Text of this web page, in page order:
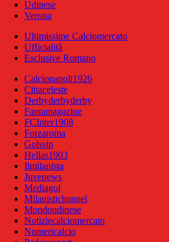
Udinese
Verona
Ultimissime Calciomercato
Ufficialità
Esclusive Romano
Calcionapoli1926
Cittaceleste
Derbyderbyderby
Fantamagazine
FCInter1908
Forzaroma
Golssip
Hellas1903
Ilmilanista
Juvenews
Mediagol
Milanistichannel
Mondoudinese
Notiziecalciomercato
Numericalcio